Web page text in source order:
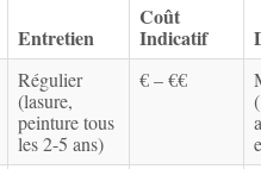
Entretien
Coût
Indicatif
Régulier
(lasure,
peinture tous
les 2-5 ans)
€ – €€